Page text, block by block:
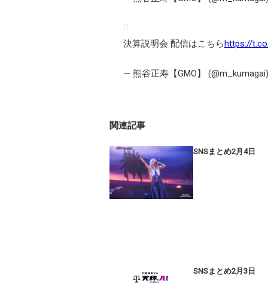
決算説明会 配信はこちらhttps://
— 熊谷正寿【GMO】
関連記事
SNSまとめ2月4日
SNSまとめ2月3日